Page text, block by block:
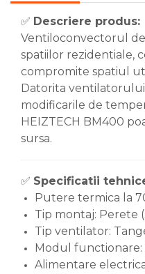
Centrale mixte lemn-
Accesorii de montaj
Seminee
Radiatoare
Radiatoare din otel
Radiatoare din
Accesorii radiatoare
Preparatoare pentru apa
menajera
Boilere electrice
Boilere
✅ Descriere produs:
Ventiloconvectorul de
spatiilor rezidentiale,
compromite spatiul
Datorita
modificarile de
HEIZTECH BM400
sursa.
✅ Specificatii
Putere termica la
Tip montaj: Perete
Tip ventilator:
Modul functionare:
Alimentare